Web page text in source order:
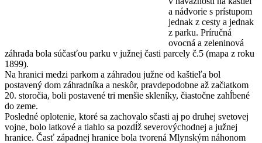
a nádvorie s prístupom
jednak z cesty a jednak
z parku. Príručná
ovocná a zeleninová
záhrada bola súčasťou parku v južnej časti parcely č.5 (mapa z roku
1899).
Na hranici medzi parkom a záhradou južne od kaštieľa bol
postavený dom záhradníka a neskôr, pravdepodobne až začiatkom
20. storočia, boli postavené tri menšie skleníky, čiastočne zahĺbené
do zeme.
Posledné oplotenie, ktoré sa zachovalo sčasti aj po druhej svetovej
vojne, bolo latkové a tiahlo sa pozdĺž severovýchodnej a južnej
hranice. Časť západnej hranice bola tvorená Mlynským náhonom